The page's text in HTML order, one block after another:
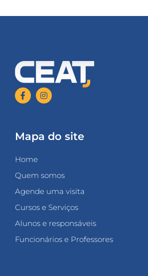
Mapa do site
Home
Quem somos
Agende uma visita
Cursos e Serviços
Alunos e responsáveis
Funcionários e Professores